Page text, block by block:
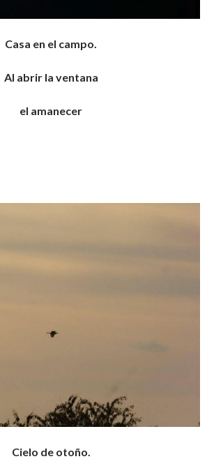
Casa en el campo.
Al abrir la ventana
el amanecer
Cielo de otoño.